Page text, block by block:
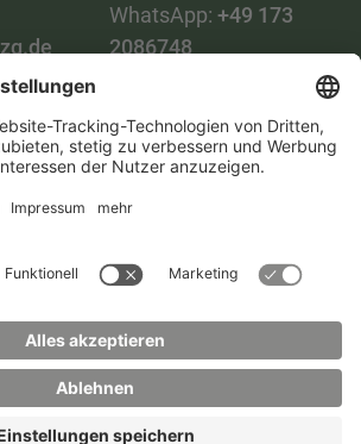
WhatsApp: +49 173
2086748
Datenschutz
Presse